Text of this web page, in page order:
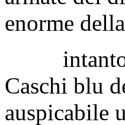
la
«un'intesa
armate dei
enorme